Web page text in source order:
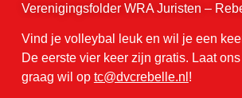
Vind je volleybal leuk en wil je een
De eerste vier keer zijn gratis. Laat
graag wil op tc@dvcrebelle.nl !
Verenigingsfolder WRA Juristen –